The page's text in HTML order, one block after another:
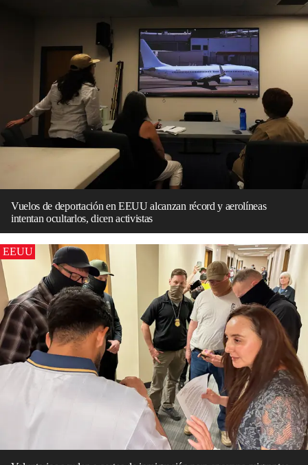
Vuelos de deportación en EEUU alcanzan récord y aerolíneas
intentan ocultarlos, dicen activistas
EEUU